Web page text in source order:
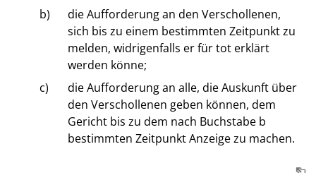
b)
die Aufforderung an den Verschollenen,
sich bis zu einem bestimmten Zeitpunkt zu
melden, widrigenfalls er für tot erklärt
werden könne;
c)
die Aufforderung an alle, die Auskunft über
den Verschollenen geben können, dem
Gericht bis zu dem nach Buchstabe b
bestimmten Zeitpunkt Anzeige zu machen.